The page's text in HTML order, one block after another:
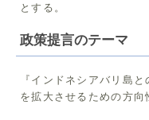
とする。
政策提言のテーマ
『インドネシアバリ島
を拡大させるための方向